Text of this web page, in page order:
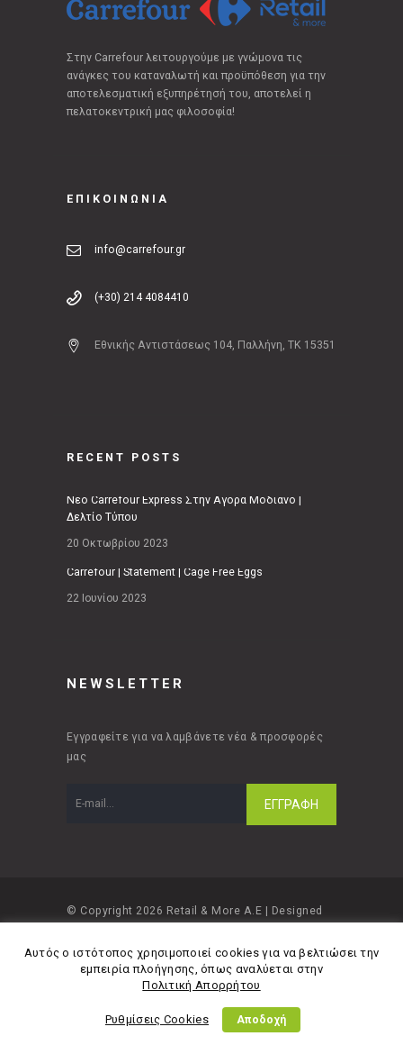
Στην Carrefour λειτουργούμε με γνώμονα τις
ανάγκες του καταναλωτή και προϋπόθεση για την
αποτελεσματική εξυπηρέτησή του, αποτελεί η
πελατοκεντρική μας φιλοσοφία!
ΕΠΙΚΟΙΝΩΝΙΑ
info@carrefour.gr
(+30) 214 4084410
Εθνικής Αντιστάσεως 104, Παλλήνη, ΤΚ 15351
RECENT POSTS
Νέο Carrefour Express Στην Αγορά Μοδιάνο |
Δελτίο Τύπου
20 Οκτωβρίου 2023
Carrefour | Statement | Cage Free Eggs
22 Ιουνίου 2023
NEWSLETTER
Εγγραφείτε για να λαμβάνετε νέα & προσφορές
μας
© Copyright 2026 Retail & More A.E | Designed
Πολιτική Απορρήτου Όροι Χρήσης
Αυτός ο ιστότοπος χρησιμοποιεί cookies για να βελτιώσει την
εμπειρία πλοήγησης, όπως αναλύεται στην
Πολιτική Απορρήτου
Ρυθμίσεις Cookies Αποδοχή